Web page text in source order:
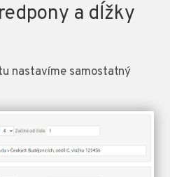
a dĺžky
nastavíme samostatný